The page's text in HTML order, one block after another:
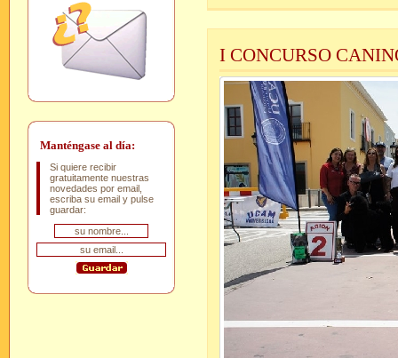
Manténgase al día:
Si quiere recibir
gratuitamente nuestras
novedades por email,
escriba su email y pulse
guardar:
I CONCURSO